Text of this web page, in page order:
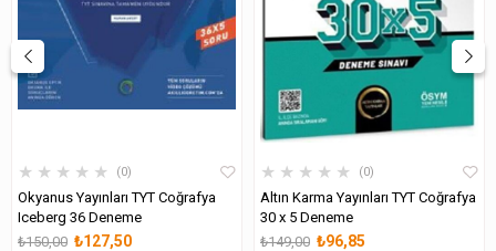
★ ★ ★ ★ ★ 0
Okyanus Yayınları TYT Coğrafya
Iceberg 36 Deneme
₺127,50
₺150,00
★ ★ ★ ★ ★ 0
Altın Karma Yayınları TYT Coğrafya
30 x 5 Deneme
₺96,85
₺149,00